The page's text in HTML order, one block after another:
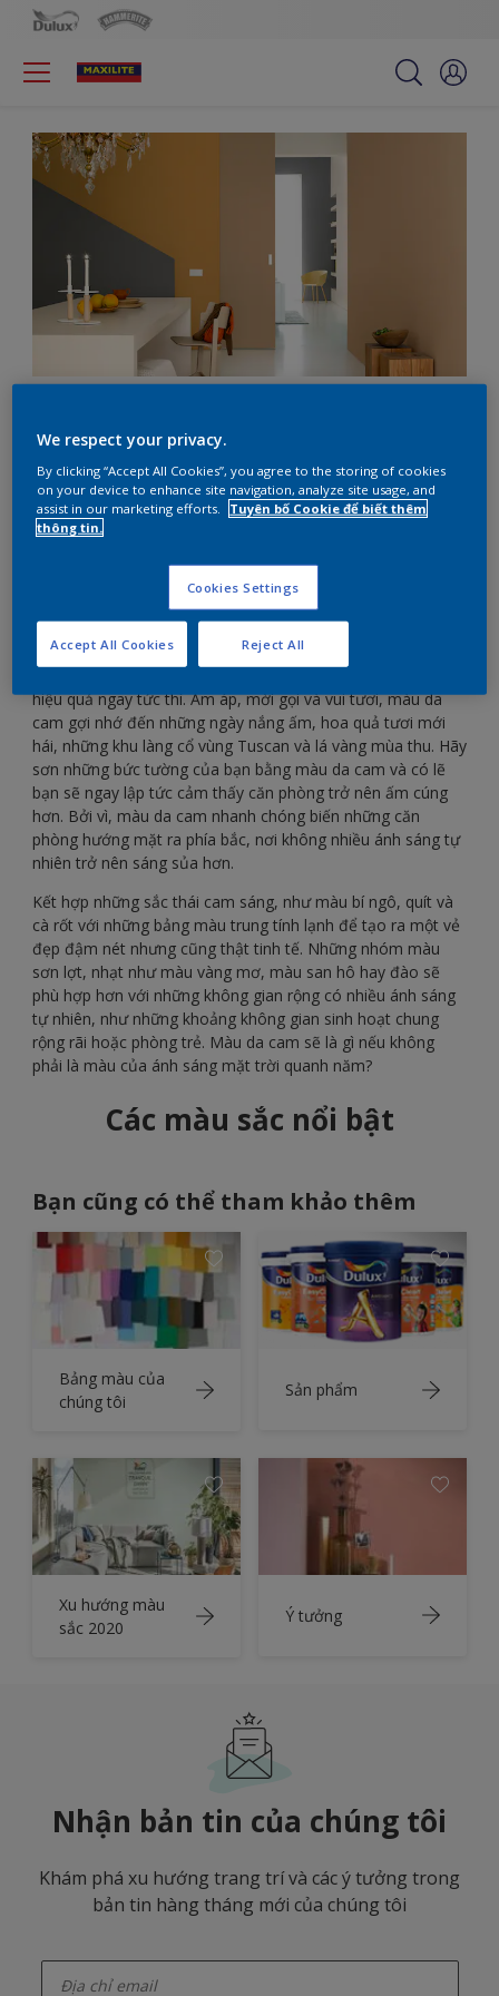
Màu sắc nào sẽ thắp
sáng cuộc sống của bạn?
Thêm chút nắng với màu da cam ấm áp.
hiệu quả ngay tức thì. Ấm áp, mời gọi và vui tươi, màu da
cam gợi nhớ đến những ngày nắng ấm, hoa quả tươi mới
hái, những khu làng cổ vùng Tuscan và lá vàng mùa thu. Hãy
sơn những bức tường của bạn bằng màu da cam và có lẽ
bạn sẽ ngay lập tức cảm thấy căn phòng trở nên ấm cúng
hơn. Bởi vì, màu da cam nhanh chóng biến những căn
phòng hướng mặt ra phía bắc, nơi không nhiều ánh sáng tự
nhiên trở nên sáng sủa hơn.
Kết hợp những sắc thái cam sáng, như màu bí ngô, quít và
cà rốt với những bảng màu trung tính lạnh để tạo ra một vẻ
đẹp đậm nét nhưng cũng thật tinh tế. Những nhóm màu
sơn lợt, nhạt như màu vàng mơ, màu san hô hay đào sẽ
phù hợp hơn với những không gian rộng có nhiều ánh sáng
tự nhiên, như những khoảng không gian sinh hoạt chung
rộng rãi hoặc phòng trẻ. Màu da cam sẽ là gì nếu không
phải là màu của ánh sáng mặt trời quanh năm?
Các màu sắc nổi bật
Bạn cũng có thể tham khảo thêm
Bảng màu của
chúng tôi
Sản phẩm
Xu hướng màu
sắc 2020
Ý tưởng
Nhận bản tin của chúng tôi
Khám phá xu hướng trang trí và các ý tưởng trong
bản tin hàng tháng mới của chúng tôi
We respect your privacy.
By clicking “Accept All Cookies”, you agree to the storing of cookies
on your device to enhance site navigation, analyze site usage, and
assist in our marketing efforts.
Tuyên bố Cookie để biết thêm
thông tin.
Cookies Settings
Reject All
Accept All Cookies